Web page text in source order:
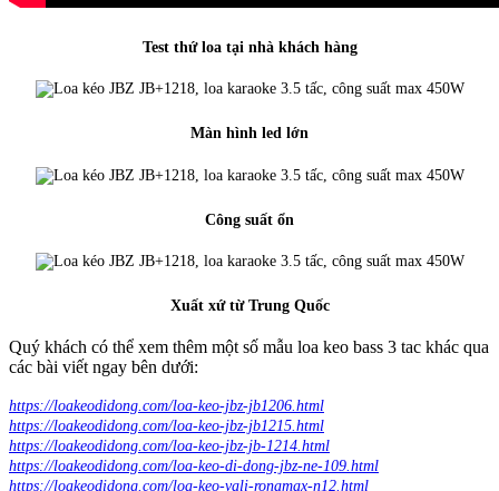
Test thứ loa tại nhà khách hàng
Màn hình led lớn
Công suất ổn
Xuất xứ từ Trung Quốc
Quý khách có thể xem thêm một số mẫu loa keo bass 3 tac khác qua
các bài viết ngay bên dưới:
https://loakeodidong.com/loa-keo-jbz-jb1206.html
https://loakeodidong.com/loa-keo-jbz-jb1215.html
https://loakeodidong.com/loa-keo-jbz-jb-1214.html
https://loakeodidong.com/loa-keo-di-dong-jbz-ne-109.html
https://loakeodidong.com/loa-keo-vali-ronamax-n12.html